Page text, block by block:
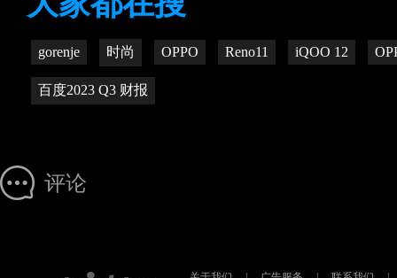
gorenje 时尚 OPPO Reno11 iQOO 12
百度2023 Q3 财报
评论